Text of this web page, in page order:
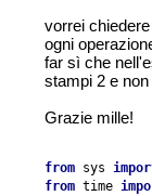
vorrei
ogni
far sì che
stampi 2 e
Grazie mille!
from sys
from time